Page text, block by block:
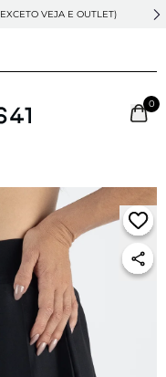
VEJA E OUTLET)
0